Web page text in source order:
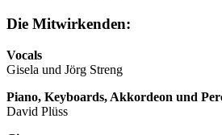
Die Mitwirkenden:
Vocals
Gisela und Jörg Streng
Piano, Keyboards, Akkordeon und
David Plüss